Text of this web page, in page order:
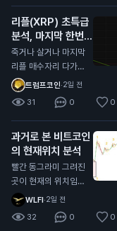
견에 가장 많이 댓글
달렸네요 시기적으로
도 10월이 주기와도
딱 떨어져서 얼마나
버텨주는지 잘봐야할
듯?
리플(XRP) 초특급
분석, 마지막 한번
받아볼만한 자리 오
는중
죽거나 살거나 마지막
리플 매수자리 다가오
는중 대략 0.95불 근
처 저기가 깨진다면
다른 알트코인과 마찬
가지로 그냥 추세가
다깨진거라 죽으러 가
는거고 (0.55달러 수
준까지) 유일하게 리
플만 현재 알트 차트
중에 살아있는데 (잡
코제외) 저기를 지켜
주면 저기가 찐바닥
트럼프코인·2일 전
31 0 0
과거로 본 비트코인
의 현재위치 분석
빨간 동그라미 그려진
곳이 현재의 위치임
각종 지표로 봤을때도
일치하고 시기적으로
도 똑같음 개인적으로
WLFI·2일 전
32 0 0